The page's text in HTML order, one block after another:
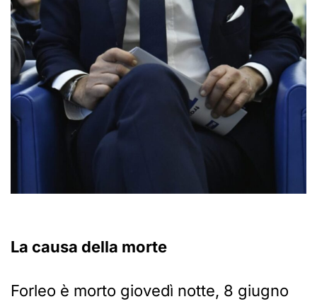
La causa della morte
Forleo è morto giovedì notte, 8 giugno